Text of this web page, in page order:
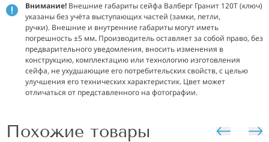
Внимание! Внешние габариты сейфа Валберг Гранит 120Т (ключ)
указаны без учёта выступающих частей (замки, петли,
ручки). Внешние и внутренние габариты могут иметь
погрешность ±5 мм. Производитель оставляет за собой право, без
предварительного уведомления, вносить изменения в
конструкцию, комплектацию или технологию изготовления
сейфа, не ухудшающие его потребительских свойств, с целью
улучшения его технических характеристик. Цвет может
отличаться от представленного на фотографии.
Похожие товары